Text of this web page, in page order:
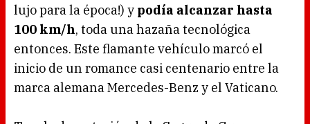
lujo para la época!) y podía alcanzar hasta
100 km/h, toda una hazaña tecnológica
entonces. Este flamante vehículo marcó el
inicio de un romance casi centenario entre la
marca alemana Mercedes-Benz y el Vaticano.